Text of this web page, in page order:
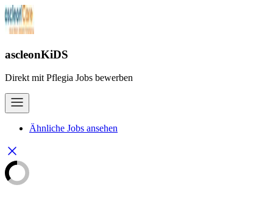
ascleonKiDS
Direkt mit Pflegia Jobs bewerben
Ähnliche Jobs ansehen